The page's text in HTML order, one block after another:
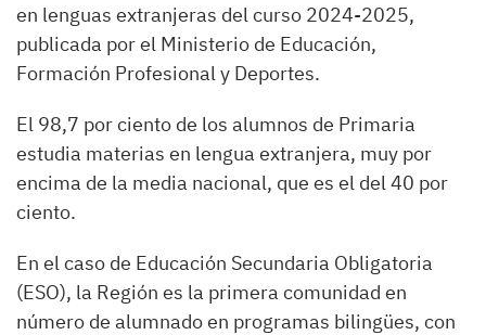
en lenguas extranjeras del curso 2024-2025,
publicada por el Ministerio de Educación,
Formación Profesional y Deportes.
El 98,7 por ciento de los alumnos de Primaria
estudia materias en lengua extranjera, muy por
encima de la media nacional, que es el del 40 por
ciento.
En el caso de Educación Secundaria Obligatoria
(ESO), la Región es la primera comunidad en
número de alumnado en programas bilingües, con